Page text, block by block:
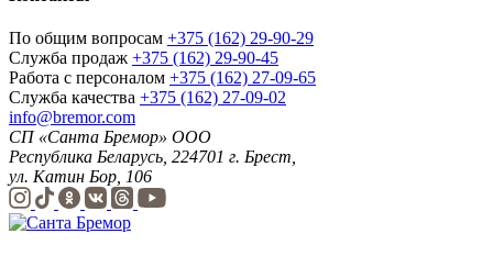
По общим вопросам +375 (162) 29-90-29
Служба продаж +375 (162) 29-90-45
Работа с персоналом +375 (162) 27-09-65
Служба качества +375 (162) 27-09-02
info@bremor.com
СП «Санта Бремор» ООО
Республика Беларусь, 224701 г. Брест,
ул. Катин Бор, 106